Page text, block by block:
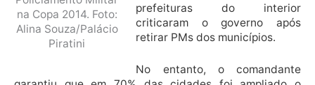
na Copa 2014. Foto:
Alina Souza/Palácio
Piratini
prefeituras do interior
criticaram o governo após
retirar PMs dos municípios.
No entanto, o comandante